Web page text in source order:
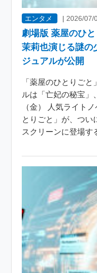
エンタメ | 2026/07/
劇場版 薬屋のひ
茉莉也演じる謎の
ジュアルが公開
「薬屋のひとりご
ルは「亡妃の秘宝」
（金） 人気ライト
とりごと」が、つい
スクリーンに登場